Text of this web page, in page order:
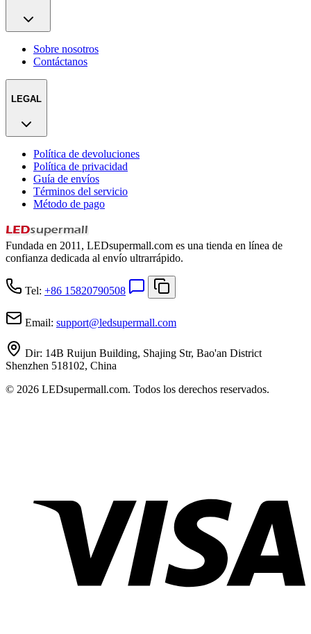
Sobre nosotros
Contáctanos
LEGAL
Política de devoluciones
Política de privacidad
Guía de envíos
Términos del servicio
Método de pago
Fundada en 2011, LEDsupermall.com es una tienda en línea de
confianza dedicada al envío ultrarrápido.
Tel: +86 15820790508
Email: support@ledsupermall.com
Dir: 14B Ruijun Building, Shajing Str, Bao'an District
Shenzhen 518102, China
© 2026 LEDsupermall.com. Todos los derechos reservados.